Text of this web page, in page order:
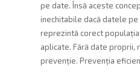
pe date. Însă aceste
inechitabile dacă datele
reprezintă corect
aplicate. Fără date proprii,
prevenție. Prevenția